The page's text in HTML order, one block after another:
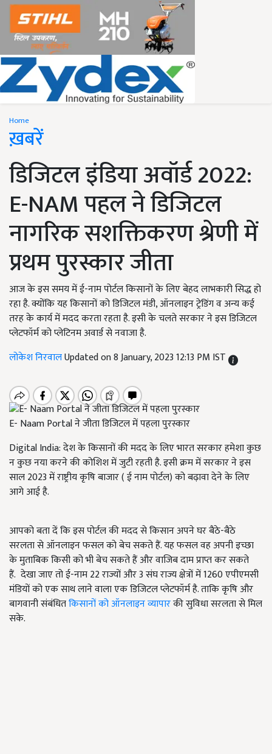
Home
ख़बरें
डिजिटल इंडिया अवॉर्ड 2022:
E-NAM पहल ने डिजिटल
नागरिक सशक्तिकरण श्रेणी में
प्रथम पुरस्कार जीता
आज के इस समय में ई-नाम पोर्टल किसानों के लिए बेहद लाभकारी सिद्ध हो
रहा है. क्योंकि यह किसानों को डिजिटल मंडी, ऑनलाइन ट्रेडिंग व अन्य कई
तरह के कार्य में मदद करता रहता है. इसी के चलते सरकार ने इस डिजिटल
प्लेटफॉर्म को प्लेटिनम अवार्ड से नवाजा है.
लोकेश निरवालUpdated on 8 January, 2023 12:13 PM IST
E- Naam Portal ने जीता डिजिटल में पहला पुरस्कार
Digital India:देश के किसानों की मदद के लिए भारत सरकार हमेशा कुछ
न कुछ नया करने की कोशिश में जुटी रहती है. इसी क्रम में सरकार ने इस
साल 2023 में राष्ट्रीय कृषि बाजार ( ई नाम पोर्टल) को बढ़ावा देने के लिए
आगे आई है.
आपको बता दें कि इस पोर्टल की मदद से किसान अपने घर बैठे-बैठे
सरलता से ऑनलाइन फसल को बेच सकते हैं. यह फसल वह अपनी इच्छा
के मुताबिक किसी को भी बेच सकते हैं और वाजिब दाम प्राप्त कर सकते
हैं. देखा जाए तो ई-नाम 22 राज्यों और 3 संघ राज्य क्षेत्रों में 1260 एपीएमसी
मंडियों को एक साथ लाने वाला एक डिजिटल प्लेटफॉर्म है. ताकि कृषि और
बागवानी संबंधितकिसानों को ऑनलाइन व्यापारकी सुविधा सरलता से मिल
सके.